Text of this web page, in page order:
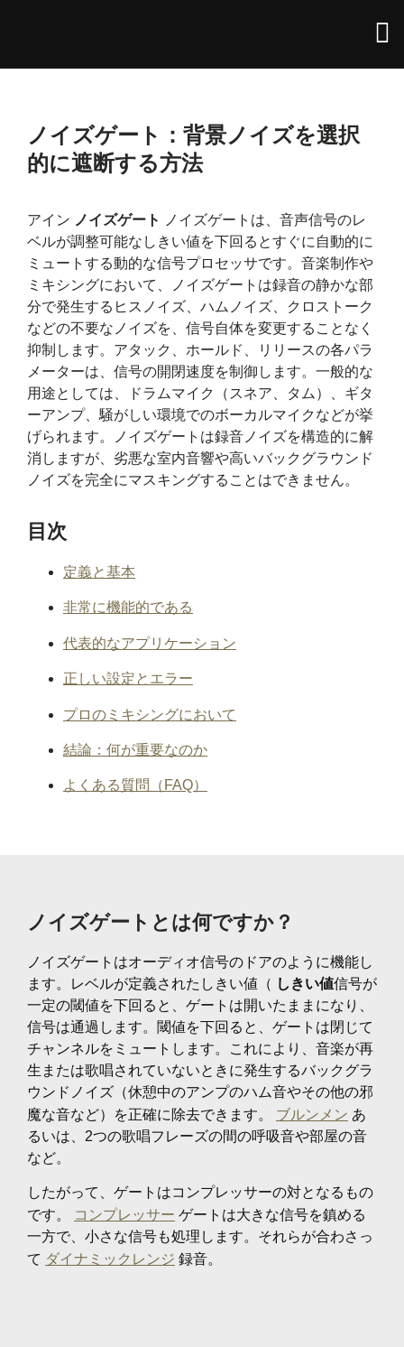
ノイズゲート：背景ノイズを選択
的に遮断する方法
アイン ノイズゲート
ノイズゲートは、音声信号のレ
ベルが調整可能なしきい値を下回るとすぐに自動的に
ミュートする動的な信号プロセッサです。音楽制作や
ミキシングにおいて、ノイズゲートは録音の静かな部
分で発生するヒスノイズ、ハムノイズ、クロストーク
などの不要なノイズを、信号自体を変更することなく
抑制します。アタック、ホールド、リリースの各パラ
メーターは、信号の開閉速度を制御します。一般的な
用途としては、ドラムマイク（スネア、タム）、ギタ
ーアンプ、騒がしい環境でのボーカルマイクなどが挙
げられます。ノイズゲートは録音ノイズを構造的に解
消しますが、劣悪な室内音響や高いバックグラウンド
ノイズを完全にマスキングすることはできません。
目次
定義と基本
非常に機能的である
代表的なアプリケーション
正しい設定とエラー
プロのミキシングにおいて
結論：何が重要なのか
よくある質問（FAQ）
ノイズゲートとは何ですか？
ノイズゲートはオーディオ信号のドアのように機能し
ます。レベルが定義されたしきい値（ しきい値信号が
一定の閾値を下回ると、ゲートは開いたままになり、
信号は通過します。閾値を下回ると、ゲートは閉じて
チャンネルをミュートします。これにより、音楽が再
生または歌唱されていないときに発生するバックグラ
ウンドノイズ（休憩中のアンプのハム音やその他の邪
魔な音など）を正確に除去できます。 ブルンメン あ
るいは、2つの歌唱フレーズの間の呼吸音や部屋の音
など。
したがって、ゲートはコンプレッサーの対となるもの
です。
コンプレッサー ゲートは大きな信号を鎮める
一方で、小さな信号も処理します。それらが合わさっ
て ダイナミックレンジ 録音。